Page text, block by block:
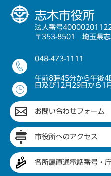
志木市役所
法人番号
〒353-8501 埼玉県志
048-473-1111
午前8時45分から午後4
日及び12月29日から1
お問い合わせフォーム
市役所へのアクセス
各所属直通電話番号・